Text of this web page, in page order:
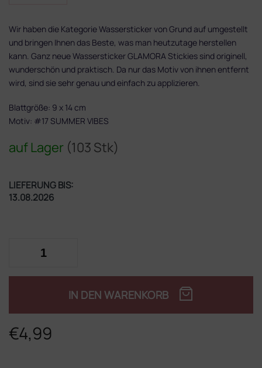
€4,99
auf Lager (103 Stk)
LIEFERUNG BIS:
13.08.2026
IN DEN WARENKORB
Wir haben die Kategorie Wassersticker von Grund auf umgestellt
und bringen Ihnen das Beste, was man heutzutage herstellen
kann. Ganz neue Wassersticker GLAMORA Stickies sind originell,
wunderschön und praktisch. Da nur das Motiv von ihnen entfernt
wird, sind sie sehr genau und einfach zu applizieren.
Blattgröße: 9 x 14 cm
Motiv: #17 SUMMER VIBES